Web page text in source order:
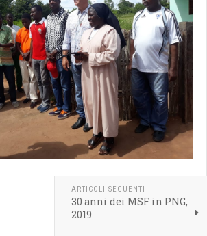
ARTICOLI SEGUENTI
30 anni dei MSF in PNG,
2019